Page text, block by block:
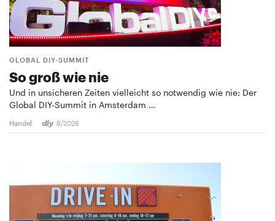
GLOBAL DIY-SUMMIT
So groß wie nie
Und in unsicheren Zeiten vielleicht so notwendig wie nie: Der
Global DIY-Summit in Amsterdam …
Handel 8/2026